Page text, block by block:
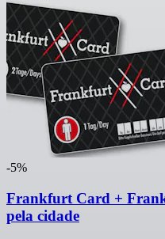
-5%
Frankfurt Card +
pela cidade